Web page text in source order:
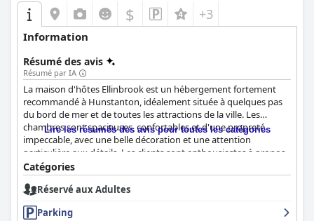
$ +3
Information
Résumé des avis
Résumé par IA
La maison d'hôtes Ellinbrook est un hébergement fortement
recommandé à Hunstanton, idéalement située à quelques pas
du bord de mer et de toutes les attractions de la ville. Les
chambres sont spacieuses, confortables et d'une propreté
impeccable, avec une belle décoration et une attention
particulière aux détails. Les clients sont enthousiastes à propos
du petit-déjeuner, qui offre une excellente sélection de plats de
qualité, bien cuisinés et présentés, avec de nombreuses options
sans gluten et un service rapide. Les hôtes sont accueillants,
arrangeants et connaissent bien la région, ajoutant une touche
personnelle au séjour des clients. Les options de stationnement
Lire les résumés des avis pour toutes les catégories
Catégories
Réservé aux Adultes
Parking